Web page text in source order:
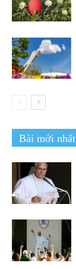
Bài mới nhất